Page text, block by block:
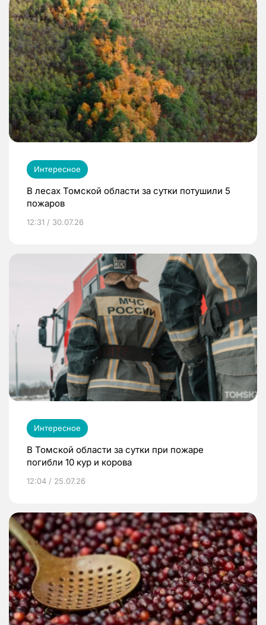
Интересное
В лесах Томской области за сутки потушили 5
пожаров
12:31 / 30.07.26
Интересное
В Томской области за сутки при пожаре
погибли 10 кур и корова
12:04 / 25.07.26